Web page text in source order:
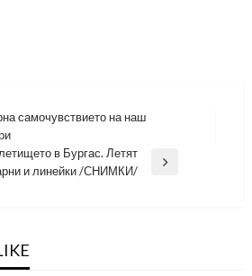
самочувствието на наш
в Бургас. Летят
и линейки /СНИМКИ/